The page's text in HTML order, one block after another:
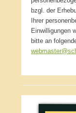
bzgl. der
Ihrer
Einwilligungen
bitte an